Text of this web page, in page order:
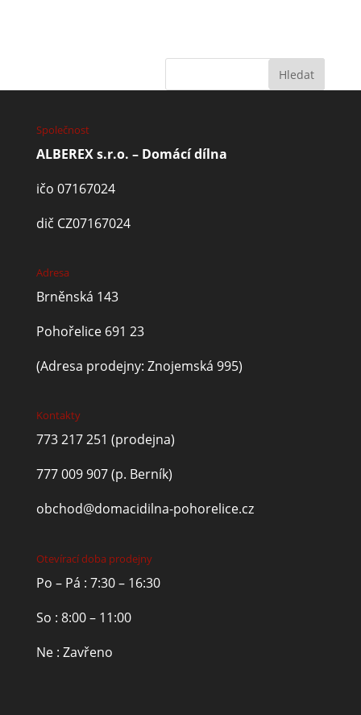
Společnost
ALBEREX s.r.o. – Domácí dílna
ičo 07167024
dič CZ07167024
Adresa
Brněnská 143
Pohořelice 691 23
(Adresa prodejny: Znojemská 995)
Kontakty
773 217 251 (prodejna)
777 009 907(p. Berník)
obchod@domacidilna-pohorelice.cz
Otevírací doba prodejny
Po – Pá : 7:30 – 16:30
So : 8:00 – 11:00
Ne : Zavřeno